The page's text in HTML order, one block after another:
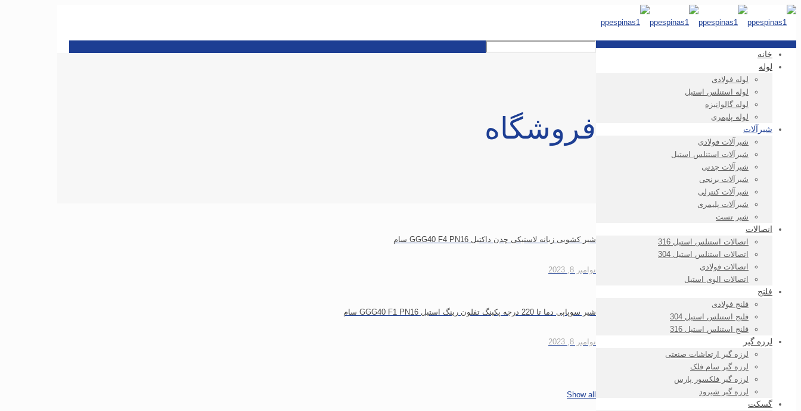
خانه
لوله
لوله فولادی
لوله استنلس استیل
لوله گالوانیزه
لوله پلیمری
شیرآلات
شیرآلات فولادی
شیرآلات استنلس استیل
شیرآلات چدنی
شیرآلات برنجی
شیرآلات کنترلی
شیرآلات پلیمری
شیر تست
اتصالات
اتصالات استنلس استیل 316
اتصالات استنلس استیل 304
اتصالات فولادی
اتصالات الوی استیل
فلنج
فلنج فولادی
فلنج استنلس استیل 304
فلنج استنلس استیل 316
لرزه گیر
لرزه گیر ارتعاشات صنعتی
لرزه گیر سام فلک
لرزه گیر فلکسور پارس
لرزه گیر شیرود
گسکت
فروشگاه
شیر کشویی زبانه لاستیکی چدن داکتیل GGG40 F4 PN16 سام
نوامبر 8, 2023
شیر سوپاپی دما تا 220 درجه پکینگ تفلون رینگ استیل GGG40 F1 PN16 سام
نوامبر 8, 2023
Show all